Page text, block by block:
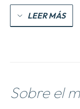
cantidad
LEER MÁS
Sobre el